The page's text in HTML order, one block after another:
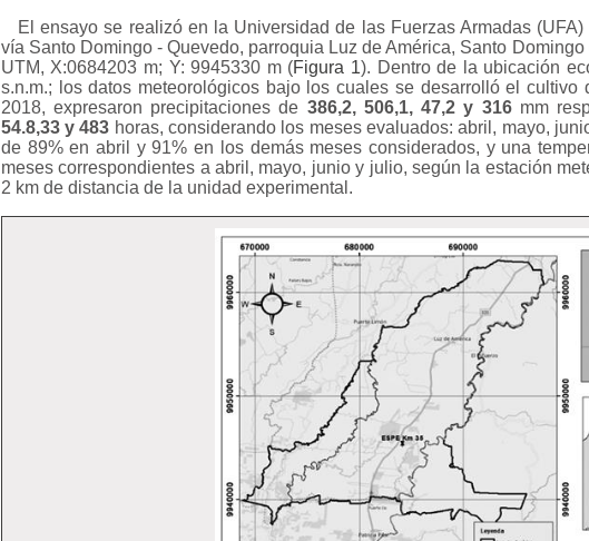
El ensayo se realizó en la Universidad de las Fuerzas Armadas
vía Santo Domingo - Quevedo, parroquia Luz de América, Santo
UTM, X:0684203 m; Y: 9945330 m (Figura 1). Dentro de la ubicación
s.n.m.; los datos meteorológicos bajo los cuales se desarrolló el
2018, expresaron precipitaciones de 386,2, 506,1, 47,2 y 316mm
54.8,33 y 483 horas, considerando los meses evaluados: abril, mayo,
de 89% en abril y 91% en los demás meses considerados, y una
meses correspondientes a abril, mayo, junio y julio, según la estación
2 km de distancia de la unidad experimental.